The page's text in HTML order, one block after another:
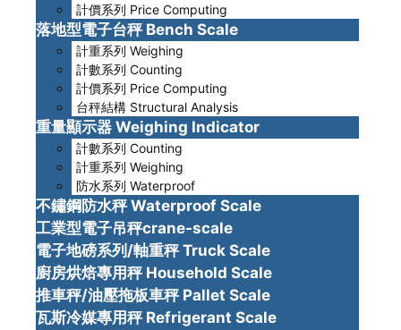
計價系列 Price Computing
落地型電子台秤 Bench Scale
計重系列 Weighing
計數系列 Counting
計價系列 Price Computing
台秤結構 Structural Analysis
重量顯示器 Weighing Indicator
計數系列 Counting
計重系列 Weighing
防水系列 Waterproof
不鏽鋼防水秤 Waterproof Scale
工業型電子吊秤crane-scale
電子地磅系列/軸重秤 Truck Scale
廚房烘焙專用秤 Household Scale
推車秤/油壓拖板車秤 Pallet Scale
瓦斯冷媒專用秤 Refrigerant Scale